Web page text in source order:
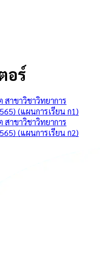
อร์
าขาวิชาวิทยาการ
(แผนการเรียน ก1)
าขาวิชาวิทยาการ
(แผนการเรียน ก2)